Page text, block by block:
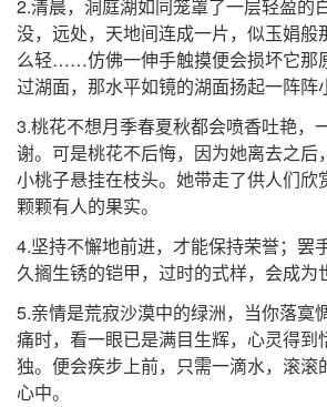
2.清晨，洞庭湖如同笼罩了一层轻盈的
没，远处，天地间连成一片，似玉娟般
么轻……仿佛一伸手触摸便会损坏它那
过湖面，那水平如镜的湖面扬起一阵阵
3.桃花不想月季春夏秋都会喷香吐艳，
谢。可是桃花不后悔，因为她离去之后
小桃子悬挂在枝头。她带走了供人们欣
颗颗有人的果实。
4.坚持不懈地前进，才能保持荣誉；罢
久搁生锈的铠甲，过时的式样，会成为
5.亲情是荒寂沙漠中的绿洲，当你落寞
痛时，看一眼已是满目生辉，心灵得到
独。便会疾步上前，只需一滴水，滚滚
心中。